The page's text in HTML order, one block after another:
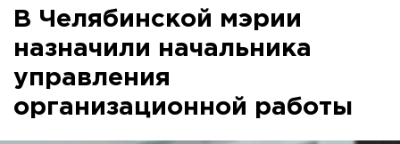
В Челябинской мэрии
назначили начальника
управления
организационной работы